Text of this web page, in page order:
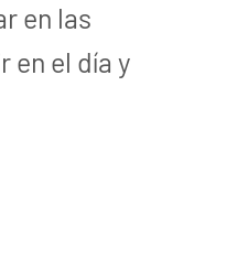
en las
en el día y